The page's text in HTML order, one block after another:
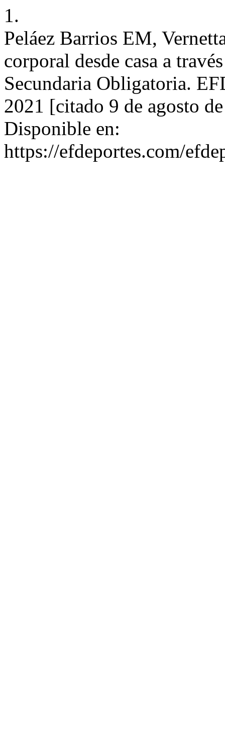
1.
Peláez Barrios EM,
corporal desde casa a
Secundaria Obligatoria.
2021 [citado 9 de agosto
Disponible en:
https://efdeportes.com/